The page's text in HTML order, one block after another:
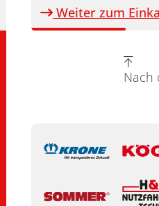
Weiter zum
Nach